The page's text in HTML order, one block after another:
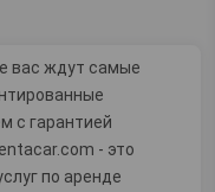
вас ждут самые
с гарантией
- это
по аренде